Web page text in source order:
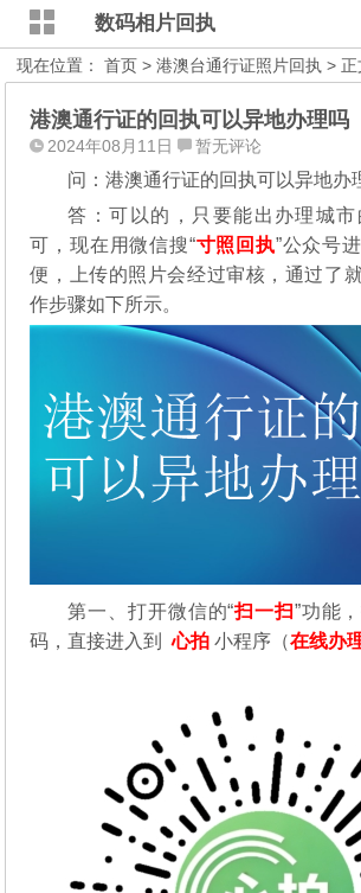
数码相片回执
现在位置：首页 >港澳台通行证照片回执 > 正
港澳通行证的回执可以异地办理吗
2024年08月11日 暂无评论
问：港澳通行证的回执可以异地办
答：可以的，只要能出办理城
可，现在用微信搜“寸照回执”公众号
便，上传的照片会经过审核，通过了
作步骤如下所示。
第一、打开微信的“扫一扫”功能
码，直接进入到心拍 小程序（在线办